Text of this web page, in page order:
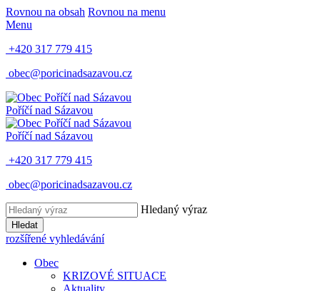
Rovnou na obsah Rovnou na menu
Menu
+420 317 779 415
obec@poricinadsazavou.cz
Poříčí nad Sázavou
Poříčí nad Sázavou
+420 317 779 415
obec@poricinadsazavou.cz
Hledaný výraz
Hledat
rozšířené vyhledávání
Obec
KRIZOVÉ SITUACE
Aktuality